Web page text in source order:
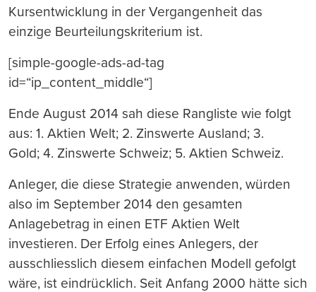
Kursentwicklung in der Vergangenheit das
einzige Beurteilungskriterium ist.
[simple-google-ads-ad-tag
id=“ip_content_middle“]
Ende August 2014 sah diese Rangliste wie folgt
aus: 1. Aktien Welt; 2. Zinswerte Ausland; 3.
Gold; 4. Zinswerte Schweiz; 5. Aktien Schweiz.
Anleger, die diese Strategie anwenden, würden
also im September 2014 den gesamten
Anlagebetrag in einen ETF Aktien Welt
investieren. Der Erfolg eines Anlegers, der
ausschliesslich diesem einfachen Modell gefolgt
wäre, ist eindrücklich. Seit Anfang 2000 hätte sich